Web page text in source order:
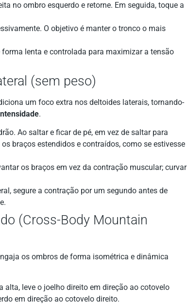
no ombro esquerdo e retorne. Em seguida, toque a
O objetivo é manter o tronco o mais
forma lenta e controlada para maximizar a tensão
(sem peso)
um foco extra nos deltoides laterais, tornando-
.
Ao saltar e ficar de pé, em vez de saltar para
braços estendidos e contraídos, como se estivesse
os braços em vez da contração muscular; curvar
segure a contração por um segundo antes de
(Cross-Body Mountain
os ombros de forma isométrica e dinâmica
alta, leve o joelho direito em direção ao cotovelo
em direção ao cotovelo direito.